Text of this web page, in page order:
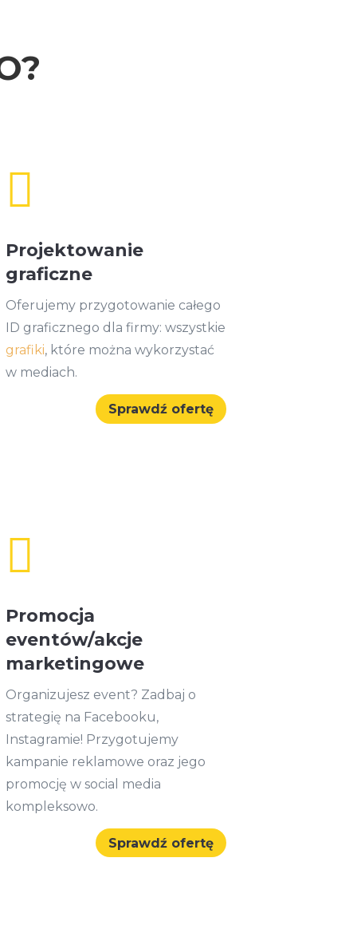

Projektowanie
graficzne
Oferujemy przygotowanie całego
ID graficznego dla firmy: wszystkie
grafiki, które można wykorzystać
w mediach.
Sprawdź ofertę

Promocja
eventów/akcje
marketingowe
Organizujesz event? Zadbaj o
strategię na Facebooku,
Instagramie! Przygotujemy
kampanie reklamowe oraz jego
promocję w social media
kompleksowo.
Sprawdź ofertę